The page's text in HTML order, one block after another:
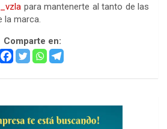
para mantenerte al tanto de las
la marca.
Comparte en: